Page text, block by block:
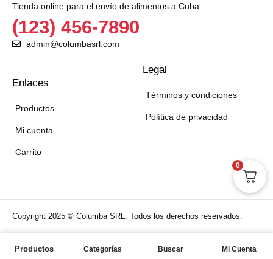
Productos Categorías Buscar Mi Cuenta
Tienda online para el envío de alimentos a Cuba
(123) 456-7890
admin@columbasrl.com
Enlaces
Productos
Mi cuenta
Carrito
Legal
Términos y condiciones
Política de privacidad
Copyright 2025 © Columba SRL. Todos los derechos reservados.
0